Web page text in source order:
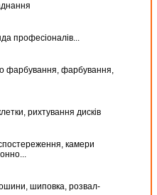
професіоналів...
фарбування, фарбування,
рихтування дисків
камери
шиповка, розвал-